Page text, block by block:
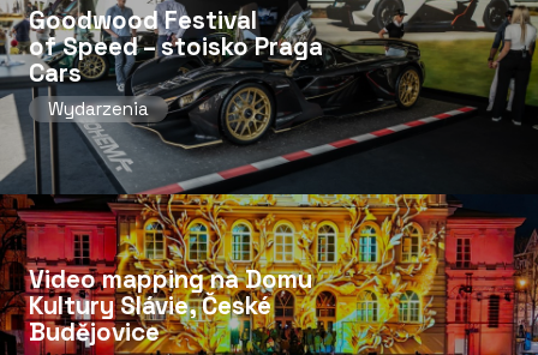
Goodwood Festival
of Speed ​​– stoisko Praga
Cars
Wydarzenia
Video mapping na Domu
Kultury Slávie, České
Budějovice